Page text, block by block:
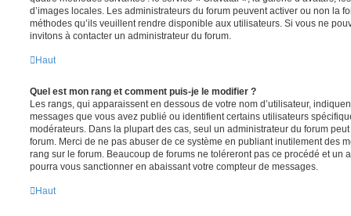
d’images locales. Les administrateurs du forum peuvent activer ou non la
méthodes qu’ils veuillent rendre disponible aux utilisateurs. Si vous ne
invitons à contacter un administrateur du forum.
Haut
Quel est mon rang et comment puis-je le modifier ?
Les rangs, qui apparaissent en dessous de votre nom d’utilisateur,
messages que vous avez publié ou identifient certains utilisateurs
modérateurs. Dans la plupart des cas, seul un administrateur du forum
forum. Merci de ne pas abuser de ce système en publiant inutilement des
rang sur le forum. Beaucoup de forums ne toléreront pas ce procédé et un
pourra vous sanctionner en abaissant votre compteur de messages.
Haut